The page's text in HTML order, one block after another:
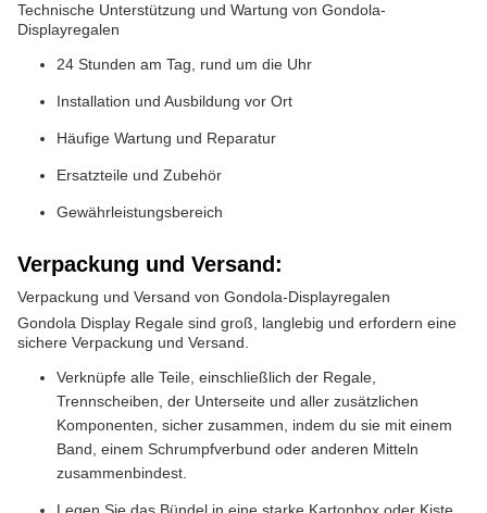
Technische Unterstützung und Wartung von Gondola-
Displayregalen
24 Stunden am Tag, rund um die Uhr
Installation und Ausbildung vor Ort
Häufige Wartung und Reparatur
Ersatzteile und Zubehör
Gewährleistungsbereich
Verpackung und Versand:
Verpackung und Versand von Gondola-Displayregalen
Gondola Display Regale sind groß, langlebig und erfordern eine
sichere Verpackung und Versand.
Verknüpfe alle Teile, einschließlich der Regale,
Trennscheiben, der Unterseite und aller zusätzlichen
Komponenten, sicher zusammen, indem du sie mit einem
Band, einem Schrumpfverbund oder anderen Mitteln
zusammenbindest.